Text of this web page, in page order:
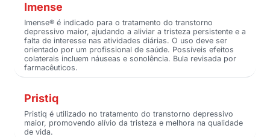
Imense
Imense® é indicado para o tratamento do transtorno
depressivo maior, ajudando a aliviar a tristeza persistente e a
falta de interesse nas atividades diárias. O uso deve ser
orientado por um profissional de saúde. Possíveis efeitos
colaterais incluem náuseas e sonolência. Bula revisada por
farmacêuticos.
Pristiq
Pristiq é utilizado no tratamento do transtorno depressivo
maior, promovendo alívio da tristeza e melhora na qualidade
de vida.